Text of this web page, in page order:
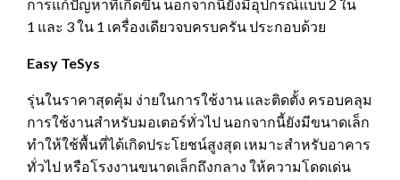
การแก้ปัญหาที่เกิดขึ้น นอกจากนี้ยังมีอุปกรณ์แบบ 2 ใน
1 และ 3 ใน 1 เครื่องเดียวจบครบครัน ประกอบด้วย
Easy TeSys
รุ่นในราคาสุดคุ้ม ง่ายในการใช้งาน และติดตั้ง ครอบคลุม
การใช้งานสำหรับมอเตอร์ทั่วไป นอกจากนี้ยังมีขนาดเล็ก
ทำให้ใช้พื้นที่ได้เกิดประโยชน์สูงสุด เหมาะสำหรับอาคาร
ทั่วไป หรือโรงงานขนาดเล็กถึงกลาง ให้ความโดดเด่น